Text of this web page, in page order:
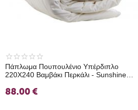
Πάπλωμα Πουπουλένιο Υπέρδιπλο
220X240 Βαμβάκι Περκάλι - Sunshine
88.00€